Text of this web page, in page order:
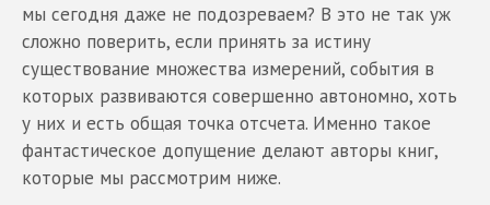
мы сегодня даже не подозреваем? В это не так уж
сложно поверить, если принять за истину
существование множества измерений, события в
которых развиваются совершенно автономно, хоть
у них и есть общая точка отсчета. Именно такое
фантастическое допущение делают авторы книг,
которые мы рассмотрим ниже.